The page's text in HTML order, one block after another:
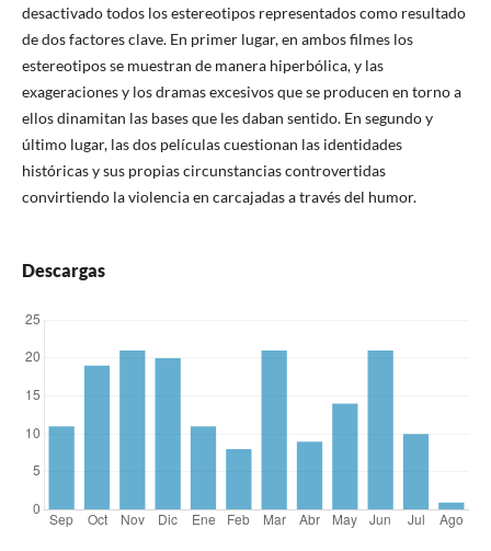
desactivado todos los estereotipos representados como resultado
de dos factores clave. En primer lugar, en ambos filmes los
estereotipos se muestran de manera hiperbólica, y las
exageraciones y los dramas excesivos que se producen en torno a
ellos dinamitan las bases que les daban sentido. En segundo y
último lugar, las dos películas cuestionan las identidades
históricas y sus propias circunstancias controvertidas
convirtiendo la violencia en carcajadas a través del humor.
Descargas